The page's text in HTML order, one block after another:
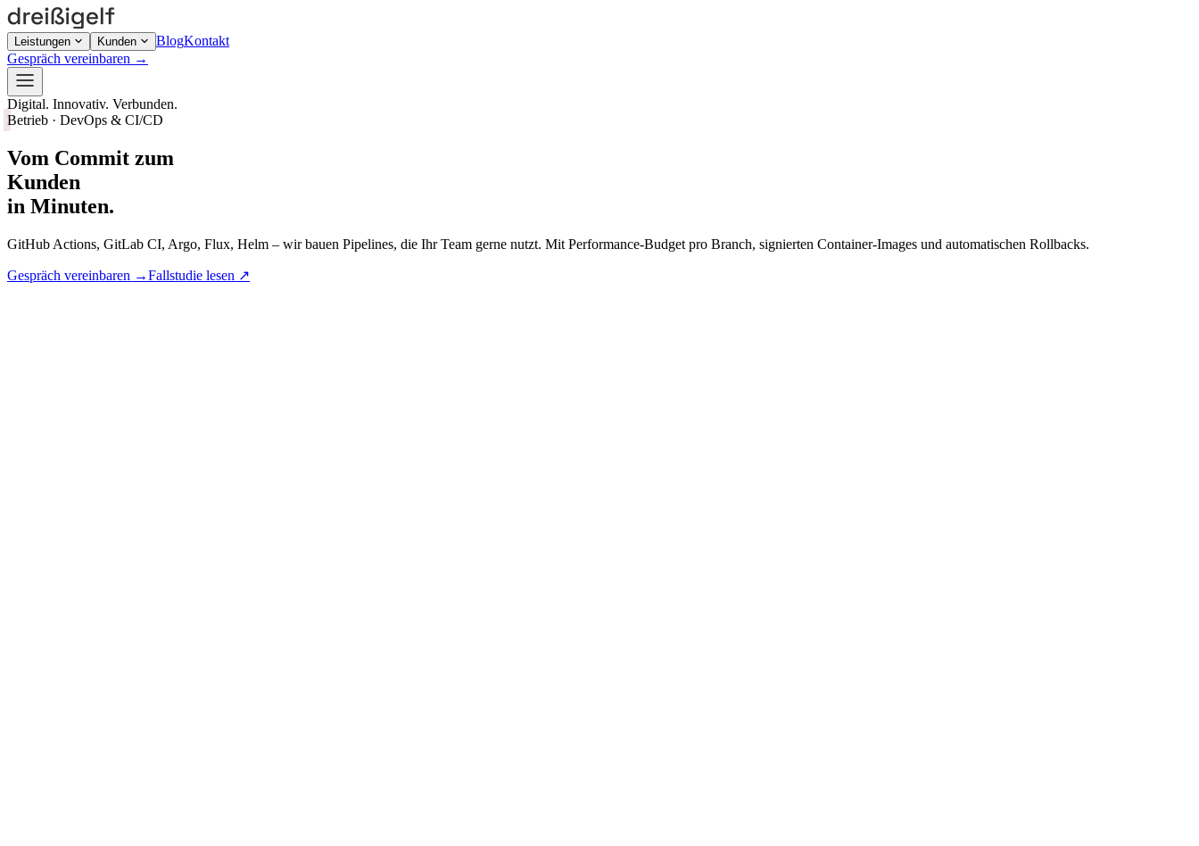
Leistungen Kunden BlogKontakt
Gespräch vereinbaren →
Digital. Innovativ. Verbunden.
Betrieb · DevOps & CI/CD
Vom Commit zum
Kunden
in Minuten.
GitHub Actions, GitLab CI, Argo, Flux, Helm – wir bauen Pipelines, die Ihr Team gerne nutzt. Mit Performance-Budget pro Branch, signierten Container-Images und automatischen Rollbacks.
Gespräch vereinbaren →Fallstudie lesen ↗